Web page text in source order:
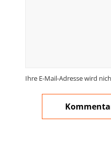
Ihre E-Mail-Adresse wird